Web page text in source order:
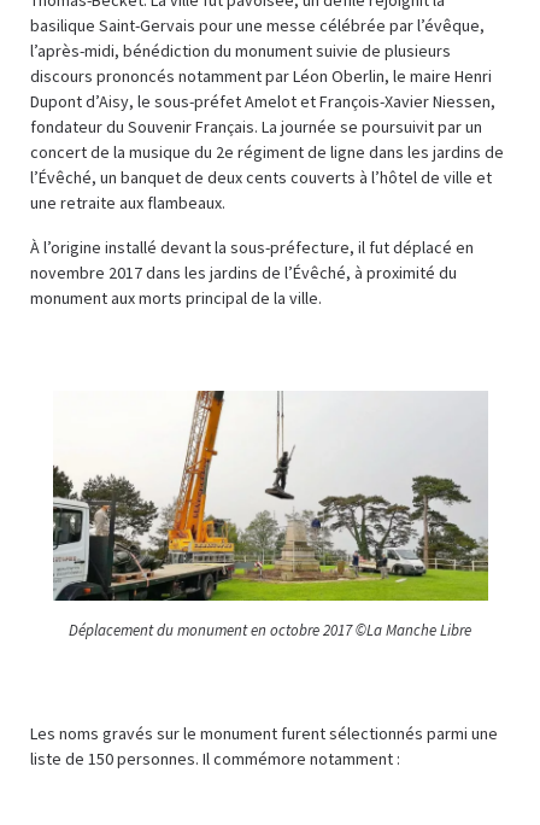
basilique Saint-Gervais pour une messe célébrée par l’évêque,
l’après-midi, bénédiction du monument suivie de plusieurs
discours prononcés notamment par Léon Oberlin, le maire Henri
Dupont d’Aisy, le sous-préfet Amelot et François-Xavier Niessen,
fondateur du Souvenir Français. La journée se poursuivit par un
concert de la musique du 2e régiment de ligne dans les jardins de
l’Évêché, un banquet de deux cents couverts à l’hôtel de ville et
une retraite aux flambeaux.
À l’origine installé devant la sous-préfecture, il fut déplacé en
novembre 2017 dans les jardins de l’Évêché, à proximité du
monument aux morts principal de la ville.
Déplacement du monument en octobre 2017 ©La Manche Libre
Les noms gravés sur le monument furent sélectionnés parmi une
liste de 150 personnes. Il commémore notamment :